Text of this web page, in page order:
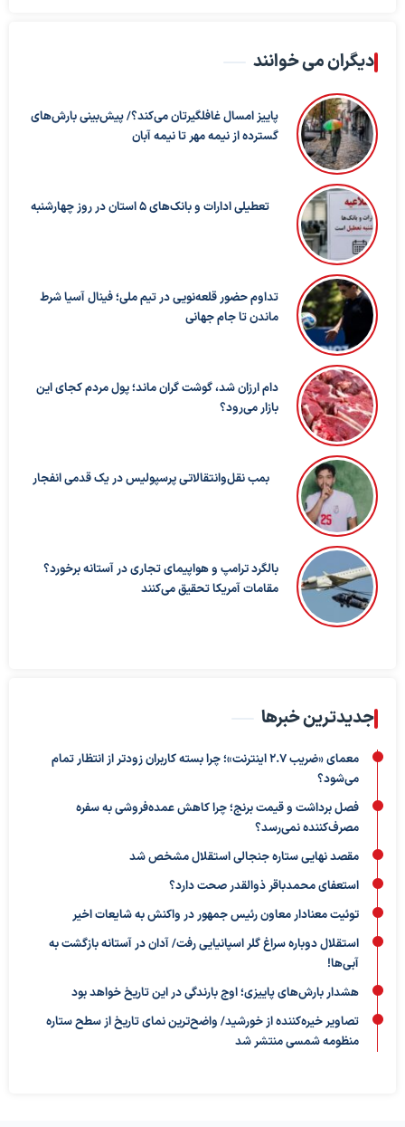
دیگران می خوانند
پاییز امسال غافلگیرتان می‌کند؟/ پیش‌بینی بارش‌های
گسترده از نیمه مهر تا نیمه آبان
تعطیلی ادارات و بانک‌های ۵ استان در روز چهارشنبه
تداوم حضور قلعه‌نویی در تیم ملی؛ فینال آسیا شرط
ماندن تا جام جهانی
دام ارزان شد، گوشت گران ماند؛ پول مردم کجای این
بازار می‌رود؟
بمب نقل‌وانتقالاتی پرسپولیس در یک قدمی انفجار
بالگرد ترامپ و هواپیمای تجاری در آستانه برخورد؟
مقامات آمریکا تحقیق می‌کنند
جدیدترین خبرها
معمای «ضریب ۲.۷ اینترنت»؛ چرا بسته کاربران زودتر از انتظار تمام
می‌شود؟
فصل برداشت و قیمت برنج؛ چرا کاهش عمده‌فروشی به سفره
مصرف‌کننده نمی‌رسد؟
مقصد نهایی ستاره جنجالی استقلال مشخص شد
استعفای محمدباقر ذوالقدر صحت دارد؟
توئیت معنادار معاون رئیس جمهور در واکنش به شایعات اخیر
استقلال دوباره سراغ گلر اسپانیایی رفت/ آدان در آستانه بازگشت به
آبی‌ها!
هشدار بارش‌های پاییزی؛ اوج بارندگی در این تاریخ خواهد بود
تصاویر خیره‌کننده از خورشید/ واضح‌ترین نمای تاریخ از سطح ستاره
منظومه شمسی منتشر شد